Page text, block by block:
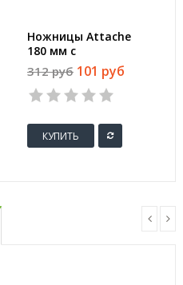
Ножницы Attache
180 мм с
пластиковыми
прорезиненными
анатомическими
312 руб 101 руб
КУПИТЬ